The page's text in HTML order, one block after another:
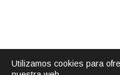
Utilizamos cookies para